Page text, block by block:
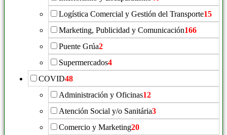
Logística Comercial y Gestión del Transporte15
Marketing, Publicidad y Comunicación166
Puente Grúa2
Supermercados4
COVID48
Administración y Oficinas12
Atención Social y/o Sanitária3
Comercio y Marketing20